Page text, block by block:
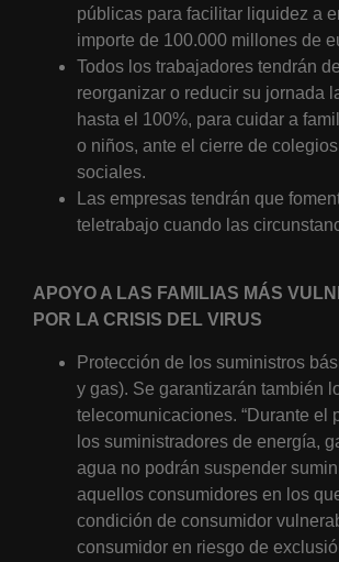
públicas para facilitar liquidez a
importe de 100.000 millones de
Todos los trabajadores tendrán
reorganizar o reducir su jornada
hasta el 100%, para cuidar a
o niños, ante el cierre de
sociales.
Las empresas tendrán que
teletrabajo cuando las
APOYO A LAS FAMILIAS MÁS
POR LA CRISIS DEL VIRUS
Protección de los suministros
y gas). Se garantizarán también
telecomunicaciones. “Durante el
los suministradores de energía,
agua no podrán suspender
aquellos consumidores en los
condición de consumidor
consumidor en riesgo de